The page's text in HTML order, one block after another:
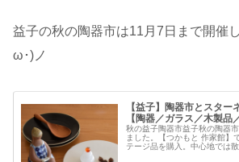
益子の秋の陶器市は11月7日まで開催
ω･)ノ
【益子】陶器市とスタ
【陶器／ガラス／木製品
秋の益子陶器市益子秋の陶器
ました。【つかもと 作家館】
テージ品を購入。中心地では